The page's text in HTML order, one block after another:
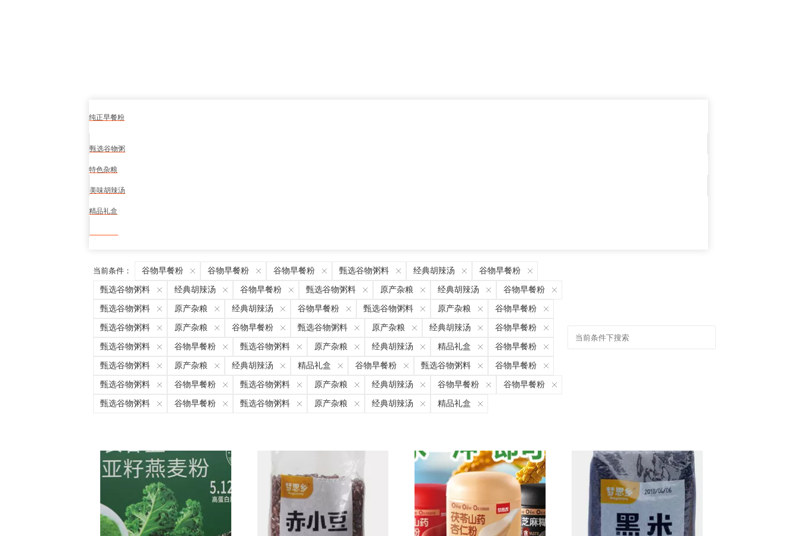
纯正早餐粉
甄选谷物粥
特色杂粮
美味胡辣汤
精品礼盒
当前条件： 谷物早餐粉 谷物早餐粉 谷物早餐粉 甄选谷物粥料 经典胡辣汤 谷物早餐粉
甄选谷物粥料 经典胡辣汤 谷物早餐粉 甄选谷物粥料 原产杂粮 经典胡辣汤 谷物早餐粉
甄选谷物粥料 原产杂粮 经典胡辣汤 谷物早餐粉 甄选谷物粥料 原产杂粮 谷物早餐粉
甄选谷物粥料 原产杂粮 谷物早餐粉 甄选谷物粥料 原产杂粮 经典胡辣汤 谷物早餐粉
甄选谷物粥料 谷物早餐粉 甄选谷物粥料 原产杂粮 经典胡辣汤 精品礼盒 谷物早餐粉
甄选谷物粥料 原产杂粮 经典胡辣汤 精品礼盒 谷物早餐粉 甄选谷物粥料 谷物早餐粉
甄选谷物粥料 谷物早餐粉 甄选谷物粥料 原产杂粮 经典胡辣汤 谷物早餐粉 谷物早餐粉
甄选谷物粥料 谷物早餐粉 甄选谷物粥料 原产杂粮 经典胡辣汤 精品礼盒